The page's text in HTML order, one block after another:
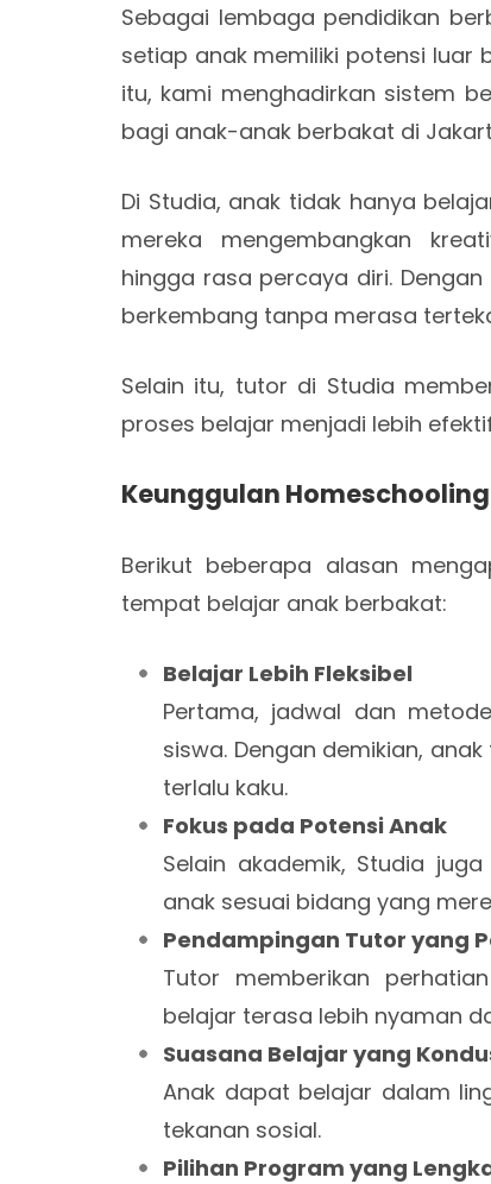
Sebagai lembaga pendidikan
setiap anak memiliki potensi luar
itu, kami menghadirkan sistem
bagi anak-anak berbakat di
Di Studia, anak tidak hanya
mereka mengembangkan
hingga rasa percaya diri.
berkembang tanpa merasa
Selain itu, tutor di Studia
proses belajar menjadi lebih
Keunggulan
Berikut beberapa alasan
tempat belajar anak berbakat:
Belajar Lebih Fleksibel
Pertama, jadwal dan
siswa. Dengan demikian,
terlalu kaku.
Fokus pada Potensi Anak
Selain akademik, Studia
anak sesuai bidang yang
Pendampingan Tutor yang
Tutor memberikan
belajar terasa lebih nyaman
Suasana Belajar yang
Anak dapat belajar dalam
tekanan sosial.
Pilihan Program yang